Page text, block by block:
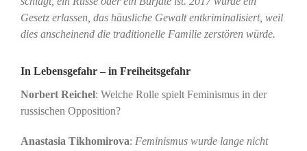
Gesetz erlassen, das häusliche Gewalt entkriminalisiert, weil
dies anscheinend die traditionelle Familie zerstören würde.
In Lebensgefahr – in Freiheitsgefahr
Norbert Reichel: Welche Rolle spielt Feminismus in der
russischen Opposition?
Anastasia Tikhomirova: Feminismus wurde lange nicht